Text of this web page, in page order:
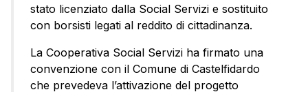
stato licenziato dalla Social Servizi e sostituito
con borsisti legati al reddito di cittadinanza.
La Cooperativa Social Servizi ha firmato una
convenzione con il Comune di Castelfidardo
che prevedeva l’attivazione del progetto